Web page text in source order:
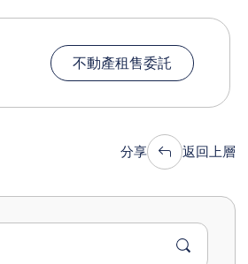
不動產租售委託
分享 返回上層